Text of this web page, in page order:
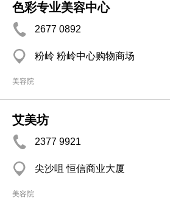
色彩专业美容中心
2677 0892
粉岭 粉岭中心购物商场
美容院
艾美坊
2377 9921
尖沙咀 恒信商业大厦
美容院